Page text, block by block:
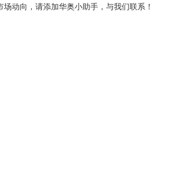
动向，请添加华奥小助手，与我们联系！